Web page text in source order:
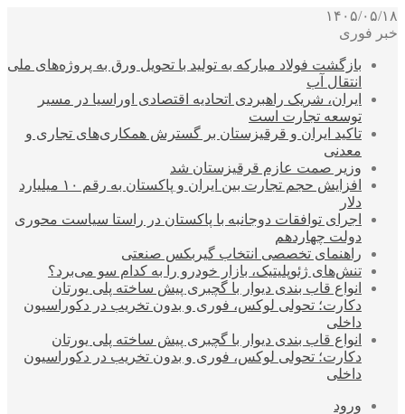
۱۴۰۵/۰۵/۱۸
خبر فوری
بازگشت فولاد مبارکه به تولید با تحویل ورق به پروژه‌های ملی
انتقال آب
ایران، شریک راهبردی اتحادیه اقتصادی اوراسیا در مسیر
توسعه تجارت است
تاکید ایران و قرقیزستان بر گسترش همکاری‌های تجاری و
معدنی
وزیر صمت عازم قرقیزستان شد
افزایش حجم تجارت بین ایران و پاکستان به رقم ۱۰ میلیارد
دلار
اجرای توافقات دوجانبه با پاکستان در راستا سیاست محوری
دولت چهاردهم
راهنمای تخصصی انتخاب گیربکس صنعتی
تنش‌های ژئوپلیتیک، بازار خودرو را به کدام سو می‌برد؟
انواع قاب بندی دیوار با گچبری پیش ساخته پلی یورتان
دکارت؛ تحولی لوکس، فوری و بدون تخریب در دکوراسیون
داخلی
انواع قاب بندی دیوار با گچبری پیش ساخته پلی یورتان
دکارت؛ تحولی لوکس، فوری و بدون تخریب در دکوراسیون
داخلی
ورود